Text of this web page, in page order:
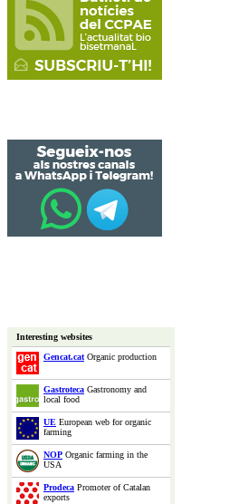
Interesting websites
Gencat.catOrganic production
Gastroteca Gastronomy and
local food
UE European web for organic
farming
NOP Organic farming in the
USA
Prodeca Promoter of Catalan
exports